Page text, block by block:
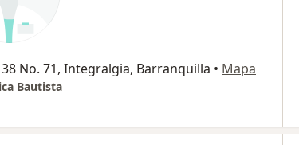
38 No. 71, Integralgia, Barranquilla • Mapa
Bautista